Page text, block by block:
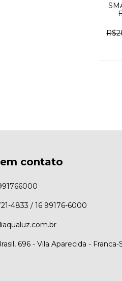
contato
4833 / 16 99176-6000
696 - Vila Aparecida - Franca-